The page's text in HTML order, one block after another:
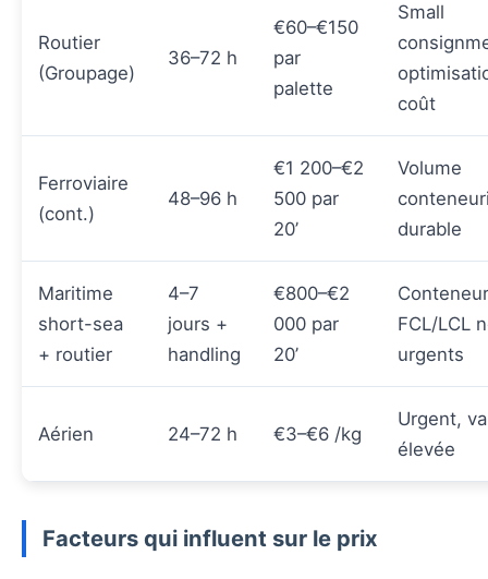
Routier
(Groupage)
36–72 h
€60–€150
par
palette
Small
coût
Ferroviaire
(cont.)
48–96 h
€1 200–€2
500 par
20’
Volume
durable
Maritime
short-sea
+ routier
4–7
jours +
handling
€800–€2
000 par
20’
FCL/LCL
urgents
Aérien 24–72 h €3–€6 /kg
Urgent,
élevée
Facteurs qui influent sur le prix